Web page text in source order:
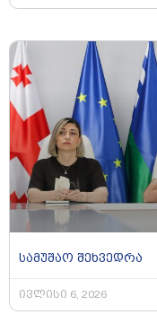
სამუშაო შეხვედრა
ივლისი 6, 2026